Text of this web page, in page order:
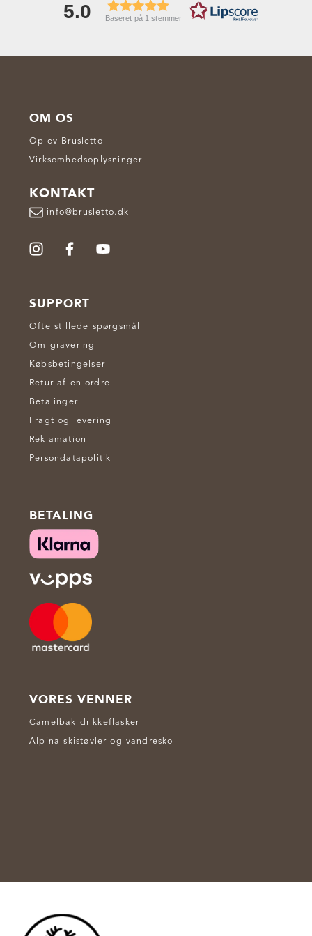
5.0 Baseret på 1 stemmer
OM OS
Oplev Brusletto
Virksomhedsoplysninger
KONTAKT
info@brusletto.dk
SUPPORT
Ofte stillede spørgsmål
Om gravering
Købsbetingelser
Retur af en ordre
Betalinger
Fragt og levering
Reklamation
Persondatapolitik
BETALING
VORES VENNER
Camelbak drikkeflasker
Alpina skistøvler og vandresko